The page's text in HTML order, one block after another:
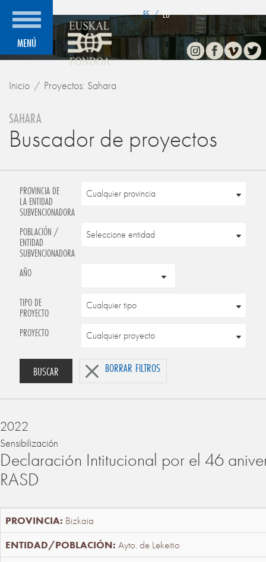
MENÚ
ES / EU
InstagramFacebook
Vimeo
Inicio Proyectos: Sahara
SAHARA
Buscador de proyectos
PROVINCIA DE
LA ENTIDAD
SUBVENCIONADORA
POBLACIÓN /
ENTIDAD
SUBVENCIONADORA
AÑO
TIPO DE
PROYECTO
PROYECTO
BUSCAR BORRAR FILTROS
2022
Sensibilización
Declaración Intitucional por el 46
RASD
Bizkaia
Ayto. de Lekeitio